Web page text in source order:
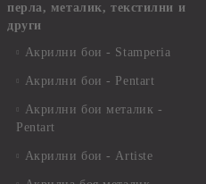
перла, металик, текстилни и
други
Акрилни бои - Stamperia
Акрилни бои - Pentart
Акрилни бои металик -
Pentart
Акрилни бои - Artiste